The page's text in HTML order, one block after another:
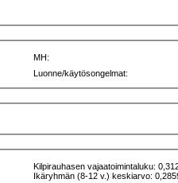
MH:
Luonne/käytösongelmat:
Kilpirauhasen vajaatoimintaluku:
Ikäryhmän (8-12 v.) keskiarvo: